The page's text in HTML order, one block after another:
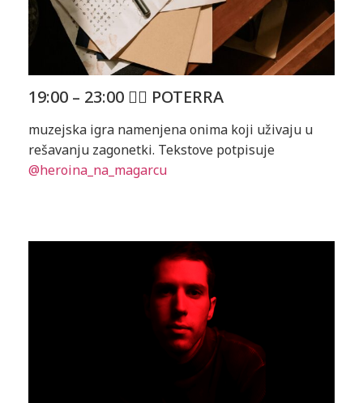
19:00 – 23:00 🕵️‍♀️ POTERRA
muzejska igra namenjena onima koji uživaju u
rešavanju zagonetki. Tekstove potpisuje
@heroina_na_magarcu